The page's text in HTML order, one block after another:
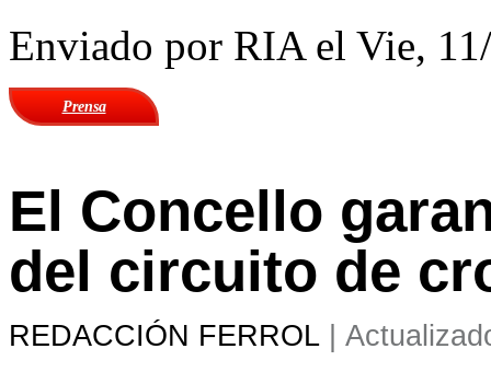
Enviado por RIAel Vie,
Prensa
El Concello
del circuito de
REDACCIÓN FERROL